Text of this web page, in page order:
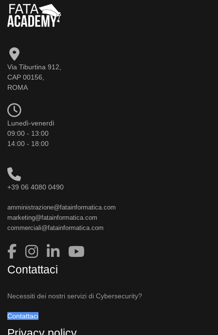
Via Tiburtina 912,
CAP 00156,
ROMA
Lunedì-venerdì
09:00 - 13:00
14:00 - 18:00
+39 06 4080 0490
amministrazione@fatainformatica.com
marketing@fatainformatica.com
commerciali@fatainformatica.com
Contattaci
Necessiti dei nostri servizi di Cybersecurity?
Contattaci